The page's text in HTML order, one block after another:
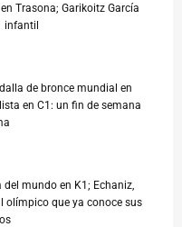
Trasona; Garikoitz García
infantil
de bronce mundial en
en C1: un fin de semana
mundo en K1; Echaniz,
olímpico que ya conoce sus